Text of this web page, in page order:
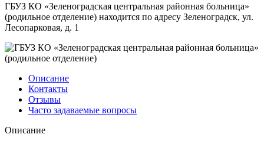
ГБУЗ КО «Зеленоградская центральная районная больница»
(родильное отделение) находится по адресу Зеленоградск, ул.
Лесопарковая, д. 1
Описание
Контакты
Отзывы
Часто задаваемые вопросы
Описание